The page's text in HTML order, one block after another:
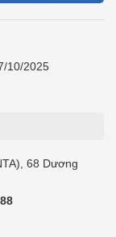
10/2025
68 Dương